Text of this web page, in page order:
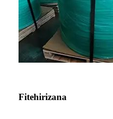
Fitehirizana